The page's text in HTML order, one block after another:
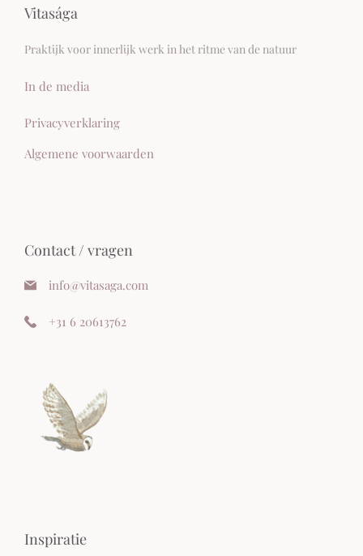
Vitasága
Praktijk voor innerlijk werk in het ritme van de natuur
In de media
Privacyverklaring
Algemene voorwaarden
Contact / vragen
info@vitasaga.com
+31 6 20613762
Inspiratie